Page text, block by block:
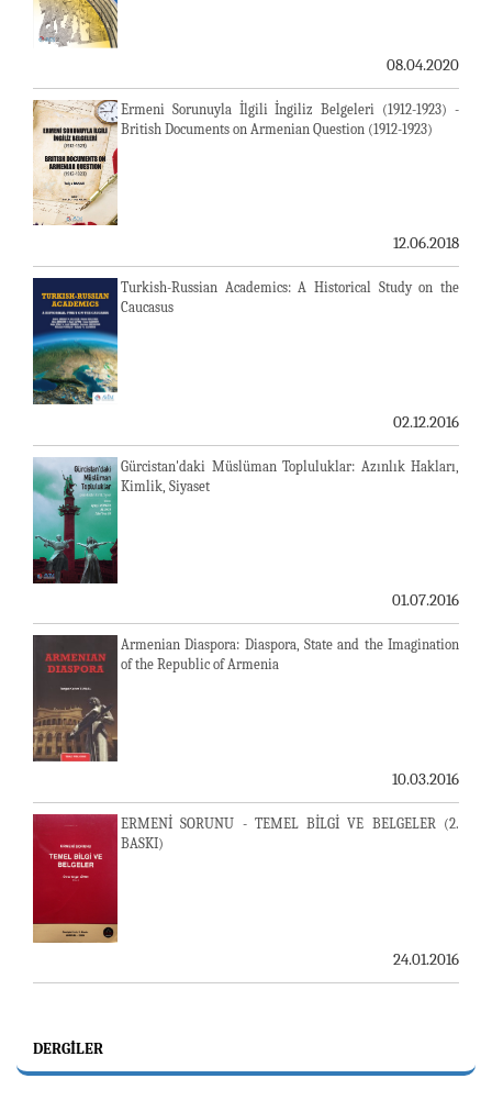
08.04.2020
Ermeni Sorunuyla İlgili İngiliz Belgeleri (1912-1923) -
British Documents on Armenian Question (1912-1923)
12.06.2018
Turkish-Russian Academics: A Historical Study on the
Caucasus
02.12.2016
Gürcistan'daki Müslüman Topluluklar: Azınlık Hakları,
Kimlik, Siyaset
01.07.2016
Armenian Diaspora: Diaspora, State and the Imagination
of the Republic of Armenia
10.03.2016
ERMENİ SORUNU - TEMEL BİLGİ VE BELGELER (2.
BASKI)
24.01.2016
DERGILER